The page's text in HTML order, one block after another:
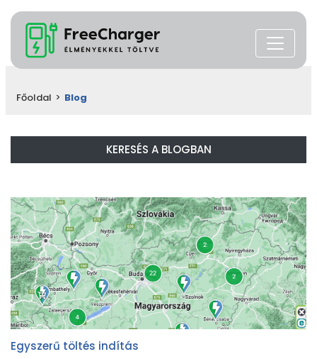
Főoldal > Blog
KERESÉS A BLOGBAN
Egyszerű töltés indítás